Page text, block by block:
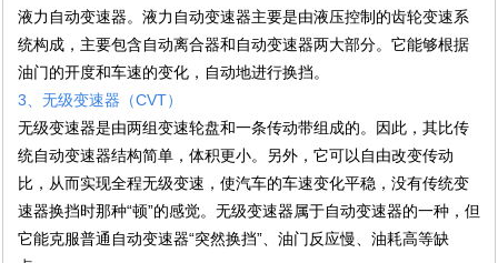
液力自动变速器。液力自动变速器主要是由液压控制的齿轮变速系
统构成，主要包含自动离合器和自动变速器两大部分。它能够根据
油门的开度和车速的变化，自动地进行换挡。
3、无级变速器（CVT）
无级变速器是由两组变速轮盘和一条传动带组成的。因此，其比传
统自动变速器结构简单，体积更小。另外，它可以自由改变传动
比，从而实现全程无级变速，使汽车的车速变化平稳，没有传统变
速器换挡时那种“顿”的感觉。无级变速器属于自动变速器的一种，但
它能克服普通自动变速器“突然换挡”、油门反应慢、油耗高等缺